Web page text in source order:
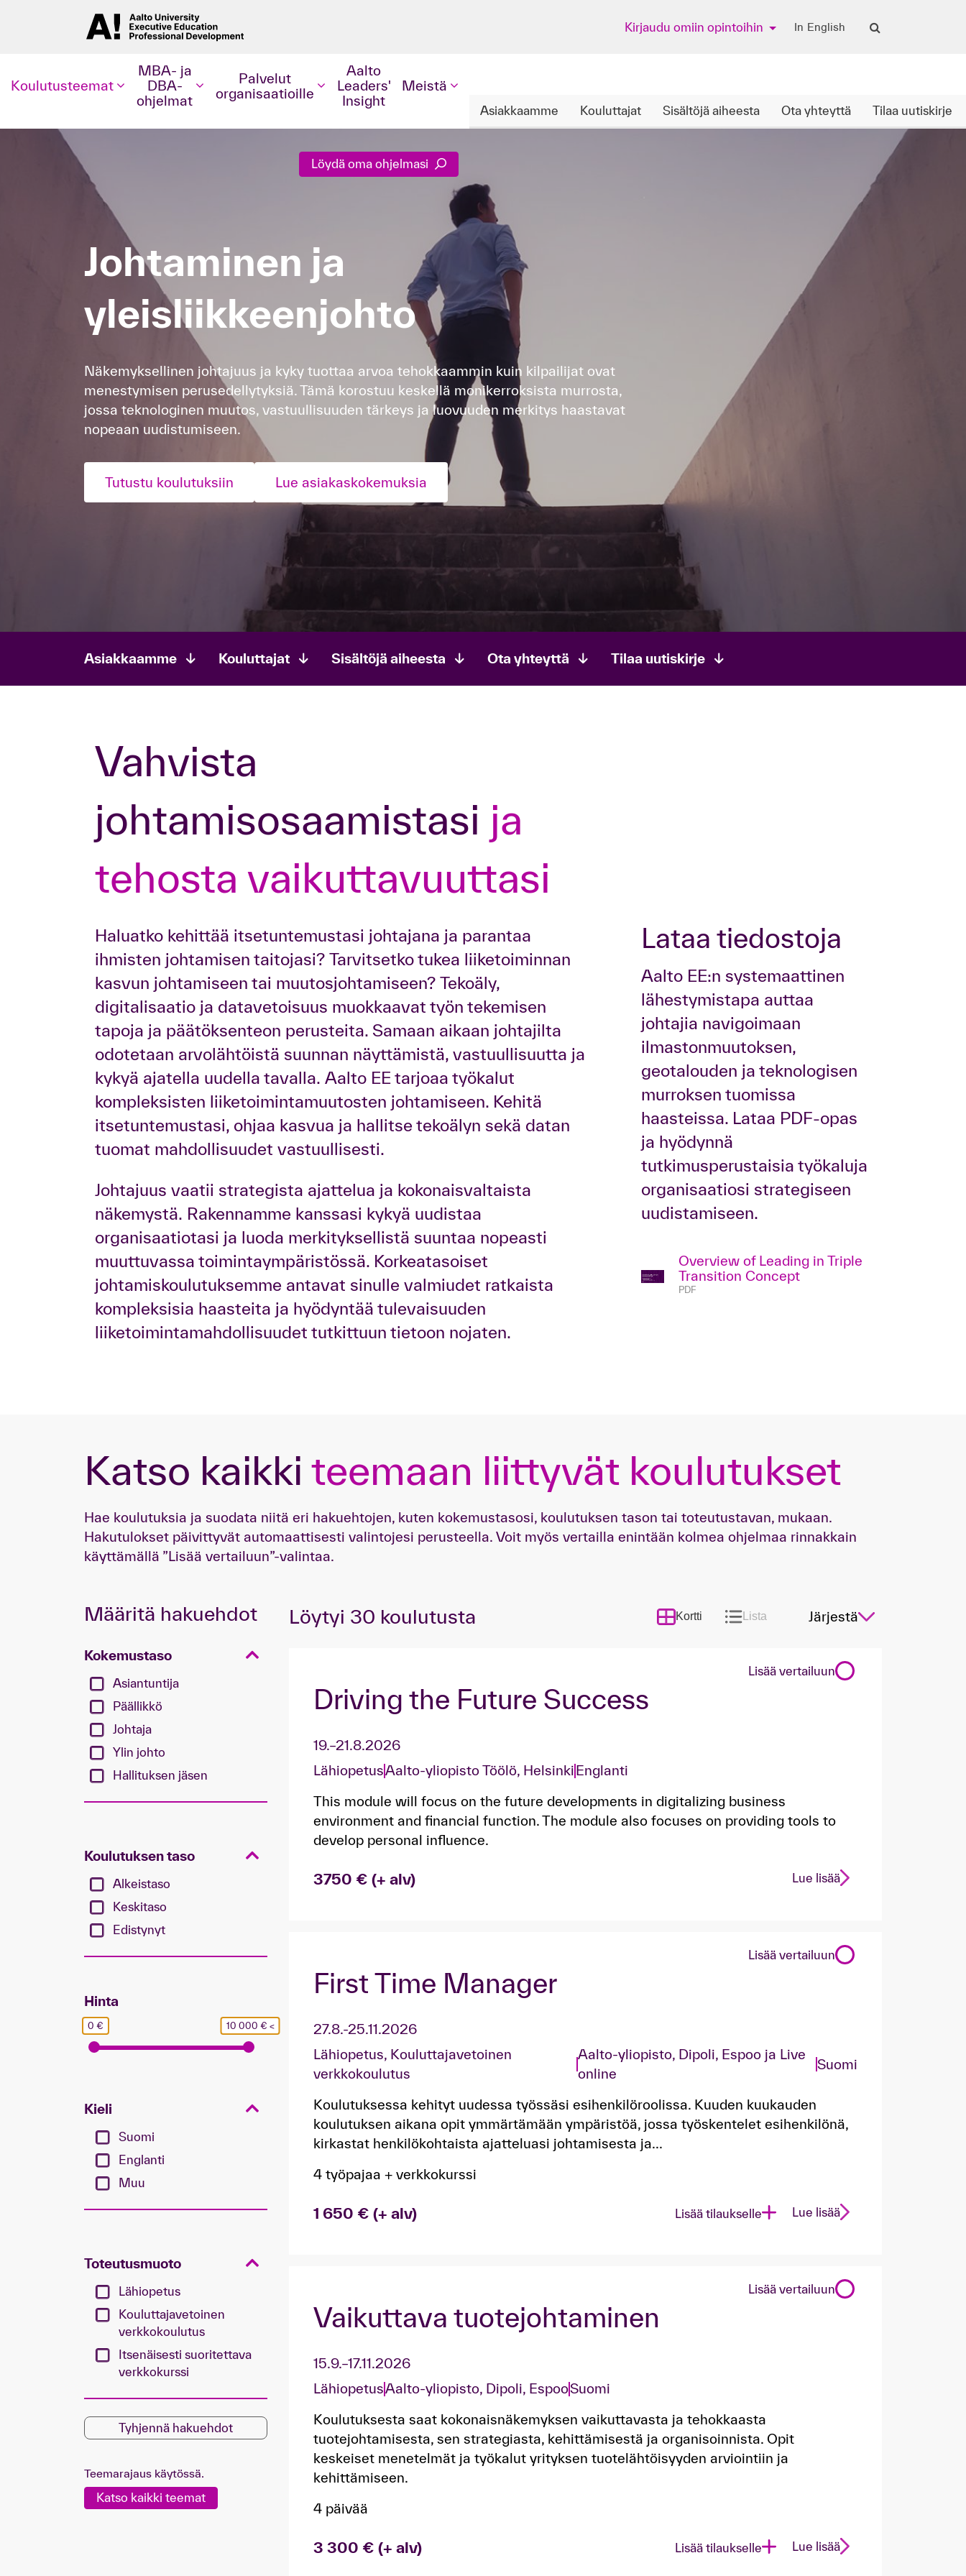
Kirjaudu omiin opintoihin In English
Koulutusteemat
MBA- ja
DBA-
ohjelmat
Palvelut
organisaatioille
Aalto
Leaders'
Insight
Meistä
Löydä oma ohjelmasi
Asiakkaamme Kouluttajat Sisältöjä aiheesta Ota yhteyttä Tilaa uutiskirje
Johtaminen ja
yleisliikkeenjohto
Näkemyksellinen johtajuus ja kyky tuottaa arvoa tehokkaammin kuin kilpailijat ovat
menestymisen perusedellytyksiä. Tämä korostuu keskellä monikerroksista murrosta,
jossa teknologinen muutos, vastuullisuuden tärkeys ja luovuuden merkitys haastavat
nopeaan uudistumiseen.
Tutustu koulutuksiin Lue asiakaskokemuksia
Asiakkaamme Kouluttajat Sisältöjä aiheesta Ota yhteyttä Tilaa uutiskirje
Vahvista
johtamisosaamistasi ja
tehosta vaikuttavuuttasi
Haluatko kehittää itsetuntemustasi johtajana ja parantaa
ihmisten johtamisen taitojasi? Tarvitsetko tukea liiketoiminnan
kasvun johtamiseen tai muutosjohtamiseen? Tekoäly,
digitalisaatio ja datavetoisuus muokkaavat työn tekemisen
tapoja ja päätöksenteon perusteita. Samaan aikaan johtajilta
odotetaan arvolähtöistä suunnan näyttämistä, vastuullisuutta ja
kykyä ajatella uudella tavalla. Aalto EE tarjoaa työkalut
kompleksisten liiketoimintamuutosten johtamiseen. Kehitä
itsetuntemustasi, ohjaa kasvua ja hallitse tekoälyn sekä datan
tuomat mahdollisuudet vastuullisesti.
Johtajuus vaatii strategista ajattelua ja kokonaisvaltaista
näkemystä. Rakennamme kanssasi kykyä uudistaa
organisaatiotasi ja luoda merkityksellistä suuntaa nopeasti
muuttuvassa toimintaympäristössä. Korkeatasoiset
johtamiskoulutuksemme antavat sinulle valmiudet ratkaista
kompleksisia haasteita ja hyödyntää tulevaisuuden
liiketoimintamahdollisuudet tutkittuun tietoon nojaten.
Lataa tiedostoja
Aalto EE:n systemaattinen
lähestymistapa auttaa
johtajia navigoimaan
ilmastonmuutoksen,
geotalouden ja teknologisen
murroksen tuomissa
haasteissa. Lataa PDF-opas
ja hyödynnä
tutkimusperustaisia työkaluja
organisaatiosi strategiseen
uudistamiseen.
Overview of Leading in Triple
Transition Concept
PDF
Katso kaikki teemaan liittyvät koulutukset
Hae koulutuksia ja suodata niitä eri hakuehtojen, kuten kokemustasosi, koulutuksen tason tai toteutustavan, mukaan.
Hakutulokset päivittyvät automaattisesti valintojesi perusteella. Voit myös vertailla enintään kolmea ohjelmaa rinnakkain
käyttämällä ”Lisää vertailuun”-valintaa.
Määritä hakuehdot
Kokemustaso
Asiantuntija
Päällikkö
Johtaja
Ylin johto
Hallituksen jäsen
Koulutuksen taso
Alkeistaso
Keskitaso
Edistynyt
Hinta
0 € 10 000 € <
Kieli
Suomi
Englanti
Muu
Toteutusmuoto
Lähiopetus
Kouluttajavetoinen
verkkokoulutus
Itsenäisesti suoritettava
verkkokurssi
Tyhjennä hakuehdot
Teemarajaus käytössä.
Katso kaikki teemat
Löytyi 30 koulutusta Kortti Lista Järjestä
Lisää vertailuun
Driving the Future Success
19.–21.8.2026
LähiopetusAalto-yliopisto Töölö, HelsinkiEnglanti
This module will focus on the future developments in digitalizing business
environment and financial function. The module also focuses on providing tools to
develop personal influence.
3750 € (+ alv) Lue lisää
Lisää vertailuun
First Time Manager
27.8.-25.11.2026
Lähiopetus, Kouluttajavetoinen
verkkokoulutus
Aalto-yliopisto, Dipoli, Espoo ja Live
online
Suomi
Koulutuksessa kehityt uudessa työssäsi esihenkilöroolissa. Kuuden kuukauden
koulutuksen aikana opit ymmärtämään ympäristöä, jossa työskentelet esihenkilönä,
kirkastat henkilökohtaista ajatteluasi johtamisesta ja...
4 työpajaa + verkkokurssi
1 650 € (+ alv) Lisää tilaukselle Lue lisää
Lisää vertailuun
Vaikuttava tuotejohtaminen
15.9.–17.11.2026
LähiopetusAalto-yliopisto, Dipoli, EspooSuomi
Koulutuksesta saat kokonaisnäkemyksen vaikuttavasta ja tehokkaasta
tuotejohtamisesta, sen strategiasta, kehittämisestä ja organisoinnista. Opit
keskeiset menetelmät ja työkalut yrityksen tuotelähtöisyyden arviointiin ja
kehittämiseen.
4 päivää
3 300 € (+ alv) Lisää tilaukselle Lue lisää